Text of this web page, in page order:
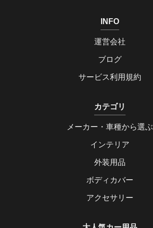
INFO
運営会社
ブログ
サービス利用規約
カテゴリ
メーカー・車種から選ぶ
インテリア
外装用品
ボディカバー
アクセサリー